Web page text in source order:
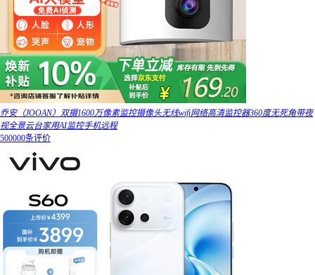
乔安（JOOAN）双摄1600万像素监控摄像头无线wifi网络高清监控器360度无死角带夜
视全景云台家用AI监控手机远程
500000条评价